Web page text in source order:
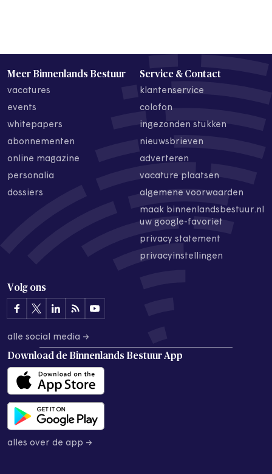
Meer Binnenlands Bestuur
vacatures
events
whitepapers
abonnementen
online magazine
personalia
dossiers
Service & Contact
klantenservice
colofon
ingezonden stukken
nieuwsbrieven
adverteren
vacature plaatsen
algemene voorwaarden
maak binnenlandsbestuur.nl
uw google-favoriet
privacy statement
privacyinstellingen
Volg ons
alle social media →
Download de Binnenlands Bestuur App
alles over de app →